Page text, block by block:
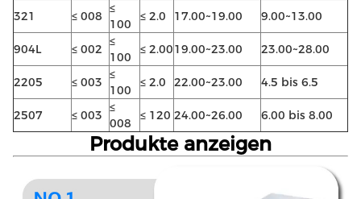
321 ≤ 008
≤
100
≤ 2.0 17.00~19.00 9.00~13.00
904L ≤ 002
≤
100
≤ 2.0019.00~23.00 23.00~28.00
2205 ≤ 003
≤
100
≤ 2.0 22.00~23.00 4.5 bis 6.5
2507 ≤ 003
≤
008
≤ 120 24.00~26.00 6.00 bis 8.00
Produkte anzeigen